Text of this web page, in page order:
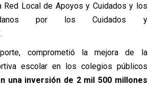
Red Local de Apoyos y Cuidados y los
por los Cuidados y
comprometió la mejora de la
escolar en los colegios públicos
una inversión de 2 mil 500 millones